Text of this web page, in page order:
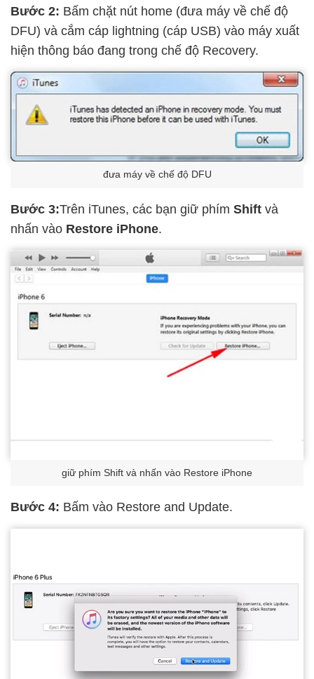
Bước 2: Bấm chặt nút home (đưa máy về chế độ
DFU) và cắm cáp lightning (cáp USB) vào máy xuất
hiện thông báo đang trong chế độ Recovery.
đưa máy về chế độ DFU
Bước 3:Trên iTunes, các bạn giữ phím Shift và
nhấn vào Restore iPhone.
giữ phím Shift và nhấn vào Restore iPhone
Bước 4: Bấm vào Restore and Update.